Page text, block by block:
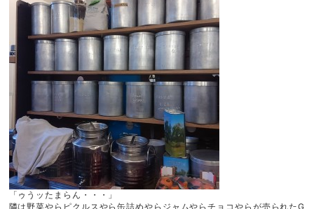
「ゥうッたまらん・・・」
隣は野菜やらピクルスやら缶詰めやらジャムやらチョコやらが売られたG